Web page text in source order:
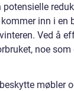
inn i en
Ved å
noe
møbler